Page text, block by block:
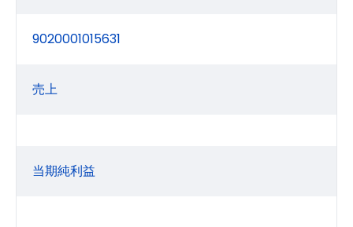
9020001015631
売上
当期純利益